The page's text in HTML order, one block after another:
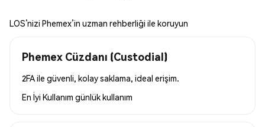
LOS’nizi Phemex’in uzman rehberliği ile koruyun
Phemex Cüzdanı (Custodial)
2FA ile güvenli, kolay saklama, ideal erişim.
En İyi Kullanım günlük kullanım